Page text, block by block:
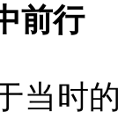
前行
时的